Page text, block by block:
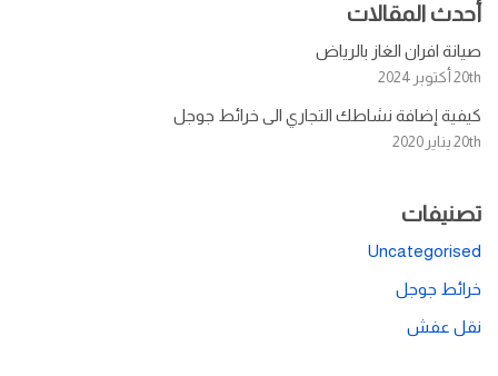
أحدث المقالات
صيانة افران الغاز بالرياض
20th أكتوبر 2024
كيفية إضافة نشاطك التجاري الى خرائط جوجل
20th يناير 2020
تصنيفات
Uncategorised
خرائط جوجل
نقل عفش